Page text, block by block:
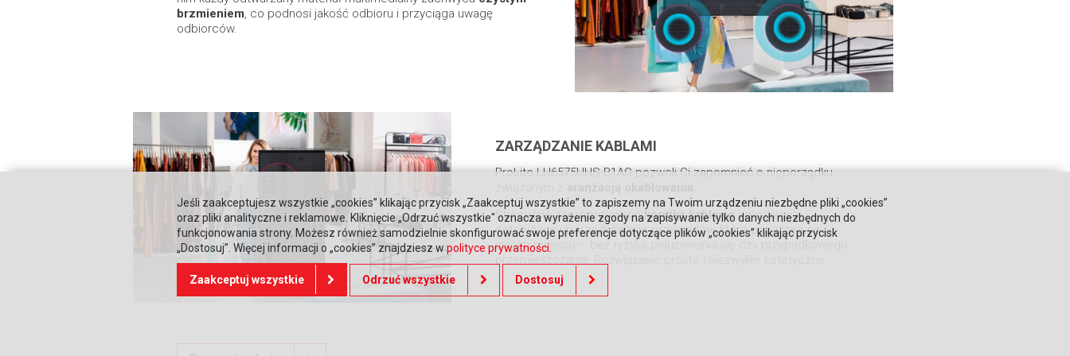
brzmieniem, co podnosi jakość odbioru i przyciąga uwagę
odbiorców.
ZARZĄDZANIE KABLAMI
ProLite LH6575UHS-B1AG pozwoli Ci zapomnieć o nieporządku
Specjalnie zaprojektowane korytka kablowe umożliwiają
estetyczne uporządkowanie przewodów, które pozostają na
swoim miejscu – bez ryzyka poluzowania się czy przypadkowego
Jeśli zaakceptujesz wszystkie „cookies” klikając przycisk „Zaakceptuj wszystkie” to zapiszemy na Twoim urządzeniu niezbędne pliki „cookies”
oraz pliki analityczne i reklamowe. Kliknięcie „Odrzuć wszystkie" oznacza wyrażenie zgody na zapisywanie tylko danych niezbędnych do
funkcjonowania strony. Możesz również samodzielnie skonfigurować swoje preferencje dotyczące plików „cookies” klikając przycisk
„Dostosuj”. Więcej informacji o „cookies” znajdziesz w polityce prywatności
Zaakceptuj wszystkie Odrzuć wszystkie Dostosuj